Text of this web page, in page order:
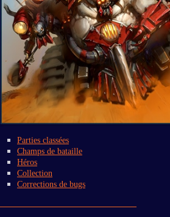
Parties classées
Champs de bataille
Héros
Collection
Corrections de bugs